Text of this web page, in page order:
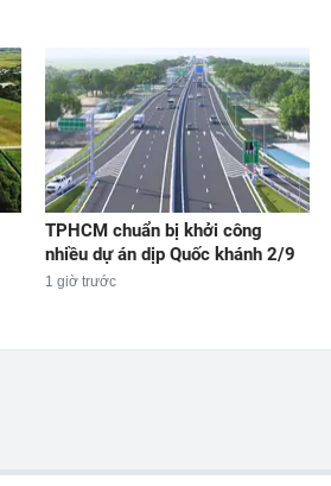
TPHCM chuẩn bị khởi công
nhiều dự án dịp Quốc khánh 2/9
1 giờ trước